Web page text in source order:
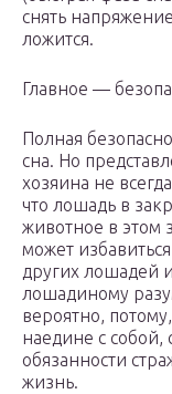
снять
ложится.
Главное —
Полная
сна. Но
хозяина не
что лошадь в
животное в этом
может
других лошадей
лошадиному
вероятно,
наедине с собой,
обязанности
жизнь.